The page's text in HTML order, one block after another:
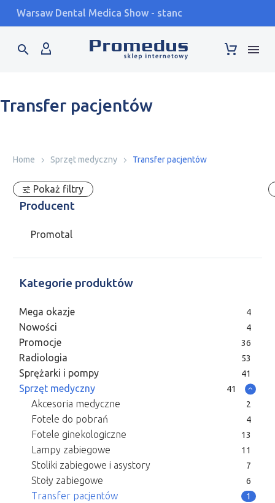
Warsaw Dental Medica Show - stand F2.42 - 17-19.09
Transfer pacjentów
Home Sprzęt medyczny Transfer pacjentów
Pokaż filtry
Producent
Promotal
Kategorie produktów
Mega okazje 4
Nowości 4
Promocje 36
Radiologia 53
Sprężarki i pompy 41
Sprzęt medyczny 41
Akcesoria medyczne 2
Fotele do pobrań 4
Fotele ginekologiczne 13
Lampy zabiegowe 11
Stoliki zabiegowe i asystory 7
Stoły zabiegowe 6
Transfer pacjentów 1